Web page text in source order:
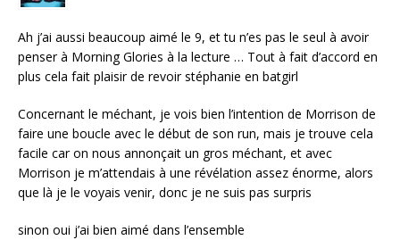
Ah j’ai aussi beaucoup aimé le 9, et tu n’es pas le seul à avoir
penser à Morning Glories à la lecture … Tout à fait d’accord en
plus cela fait plaisir de revoir stéphanie en batgirl
Concernant le méchant, je vois bien l’intention de Morrison de
faire une boucle avec le début de son run, mais je trouve cela
facile car on nous annonçait un gros méchant, et avec
Morrison je m’attendais à une révélation assez énorme, alors
que là je le voyais venir, donc je ne suis pas surpris
sinon oui j’ai bien aimé dans l’ensemble